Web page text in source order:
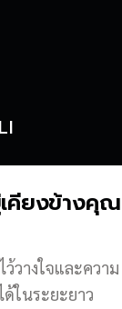
คียงข้างคุณ
วางใจและความ
ในระยะยาว